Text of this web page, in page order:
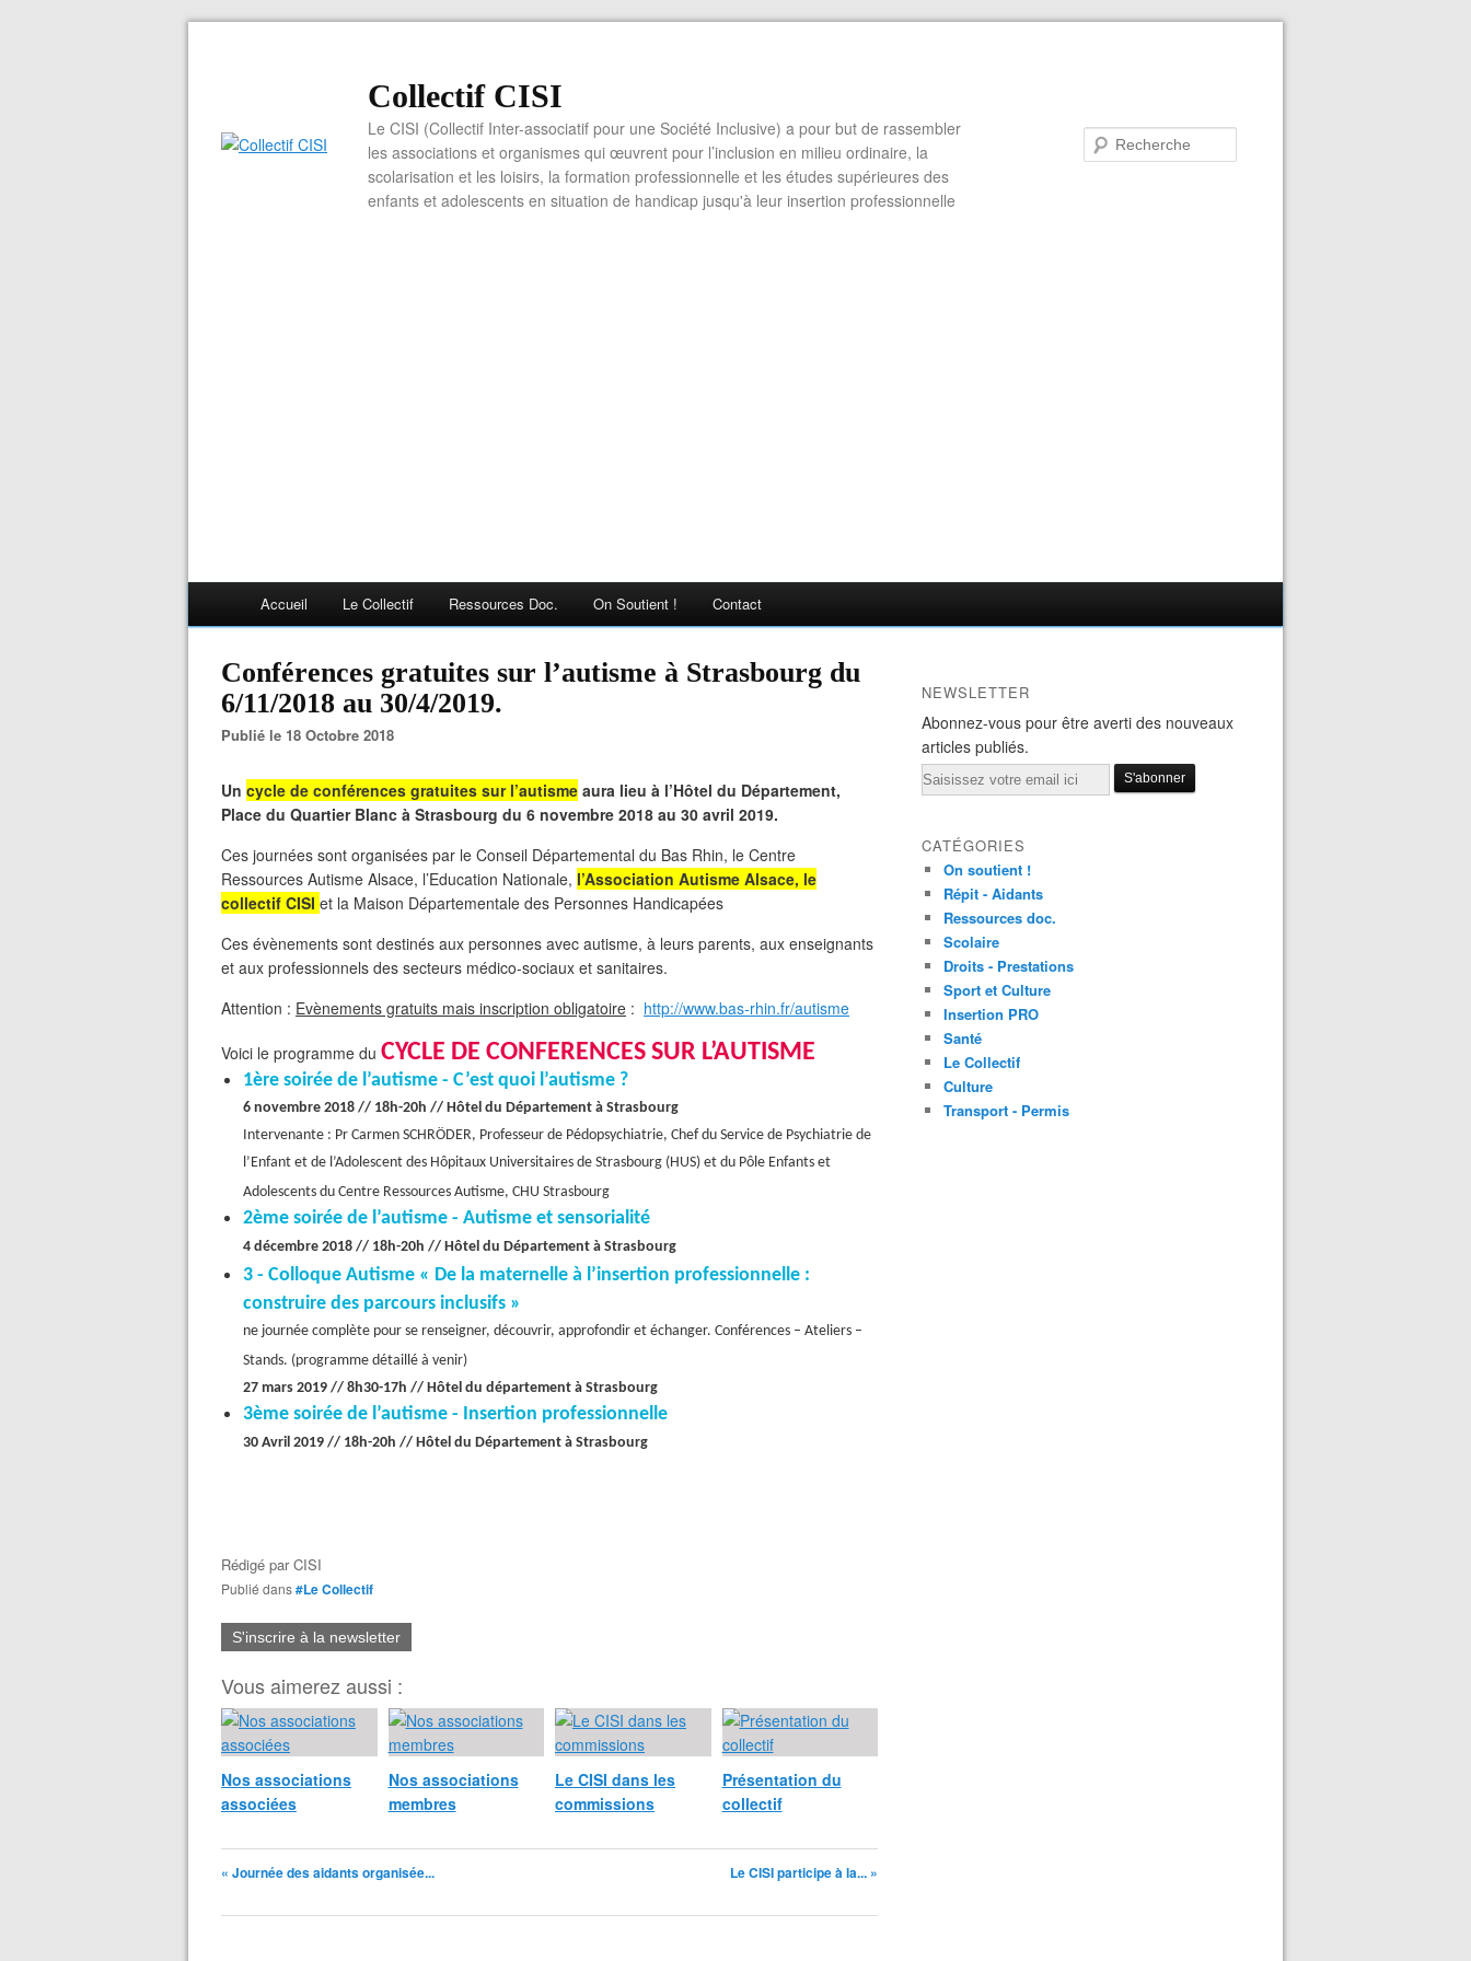
Collectif CISI
Le CISI (Collectif Inter-associatif pour une Société Inclusive) a pour but de rassembler
les associations et organismes qui œuvrent pour l’inclusion en milieu ordinaire, la
scolarisation et les loisirs, la formation professionnelle et les études supérieures des
enfants et adolescents en situation de handicap jusqu'à leur insertion professionnelle
Accueil Le Collectif Ressources Doc. On Soutient ! Contact
Conférences gratuites sur l’autisme à Strasbourg du
6/11/2018 au 30/4/2019.
Publié le 18 Octobre 2018
Un cycle de conférences gratuites sur l’autisme aura lieu à l’Hôtel du Département,
Place du Quartier Blanc à Strasbourg du 6 novembre 2018 au 30 avril 2019.
Ces journées sont organisées par le Conseil Départemental du Bas Rhin, le Centre
Ressources Autisme Alsace, l’Education Nationale, l’Association Autisme Alsace, le
collectif CISI et la Maison Départementale des Personnes Handicapées
Ces évènements sont destinés aux personnes avec autisme, à leurs parents, aux enseignants
et aux professionnels des secteurs médico-sociaux et sanitaires.
Attention : Evènements gratuits mais inscription obligatoire : http://www.bas-rhin.fr/autisme
Voici le programme du CYCLE DE CONFERENCES SUR L’AUTISME
1ère soirée de l’autisme - C’est quoi l’autisme ?
6 novembre 2018 // 18h-20h // Hôtel du Département à Strasbourg
Intervenante : Pr Carmen SCHRÖDER, Professeur de Pédopsychiatrie, Chef du Service de Psychiatrie de
l’Enfant et de l’Adolescent des Hôpitaux Universitaires de Strasbourg (HUS) et du Pôle Enfants et
Adolescents du Centre Ressources Autisme, CHU Strasbourg
2ème soirée de l’autisme - Autisme et sensorialité
4 décembre 2018 // 18h-20h // Hôtel du Département à Strasbourg
3 - Colloque Autisme « De la maternelle à l’insertion professionnelle :
construire des parcours inclusifs »
ne journée complète pour se renseigner, découvrir, approfondir et échanger. Conférences – Ateliers –
Stands. (programme détaillé à venir)
27 mars 2019 // 8h30-17h // Hôtel du département à Strasbourg
3ème soirée de l’autisme - Insertion professionnelle
30 Avril 2019 // 18h-20h // Hôtel du Département à Strasbourg
Rédigé parCISI
Publié dans#Le Collectif
S'inscrire à la newsletter
Vous aimerez aussi :
Nos associations
associées
Nos associations
membres
Le CISI dans les
commissions
Présentation du
collectif
« Journée des aidants organisée... Le CISI participe à la... »
NEWSLETTER
Abonnez-vous pour être averti des nouveaux
articles publiés.
Email
CATÉGORIES
On soutient !
Répit - Aidants
Ressources doc.
Scolaire
Droits - Prestations
Sport et Culture
Insertion PRO
Santé
Le Collectif
Culture
Transport - Permis